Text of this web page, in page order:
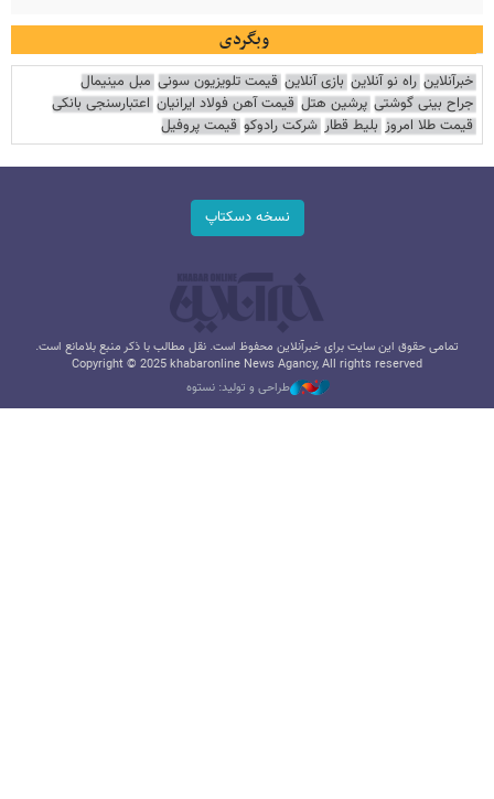
وبگردی
خبرآنلاین راه نو آنلاین بازی آنلاین قیمت تلویزیون سونی مبل مینیمال
جراح بینی گوشتی پرشین هتل قیمت آهن فولاد ایرانیان اعتبارسنجی بانکی
قیمت طلا امروز بلیط قطار شرکت رادوکو قیمت پروفیل
نسخه دسکتاپ
تمامی حقوق این سایت برای خبرآنلاین محفوظ است. نقل مطالب با ذکر منبع بلامانع است.
Copyright © 2025 khabaronline News Agancy, All rights reserved
طراحی و تولید: نستوه